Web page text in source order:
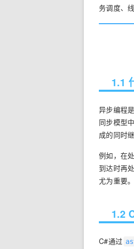
务调度、
1.1
异步编程
同步模型
成的同时
例如，在
到达时再
尤为重要。
1.2
C#通过